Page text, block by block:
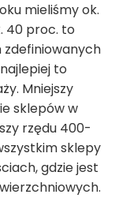
mieliśmy ok.
40 proc. to
zdefiniowanych
to
Mniejszy
sklepów w
rzędu 400-
sklepy
gdzie jest